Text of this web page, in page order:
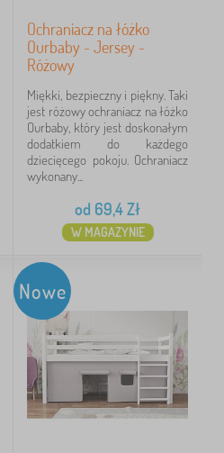
Ochraniacz na łóżko
Ourbaby - Jersey -
Różowy
Miękki, bezpieczny i piękny. Taki
jest różowy ochraniacz na łóżko
Ourbaby, który jest doskonałym
dodatkiem do każdego
dziecięcego pokoju. Ochraniacz
wykonany...
od 69,4Zł
W MAGAZYNIE
Nowe